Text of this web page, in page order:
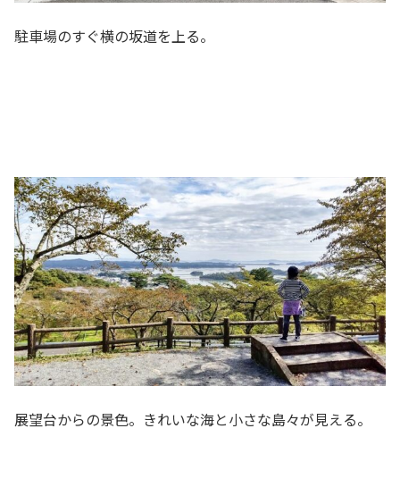
駐車場のすぐ横の坂道を上る。
展望台からの景色。きれいな海と小さな島々が見える。